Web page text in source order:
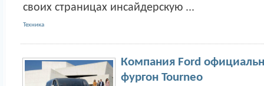
своих страницах инсайдерскую ...
Техника
Компания Ford
фургон Tourneo